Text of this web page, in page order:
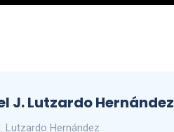
J. Lutzardo Hernández
Lutzardo Hernández